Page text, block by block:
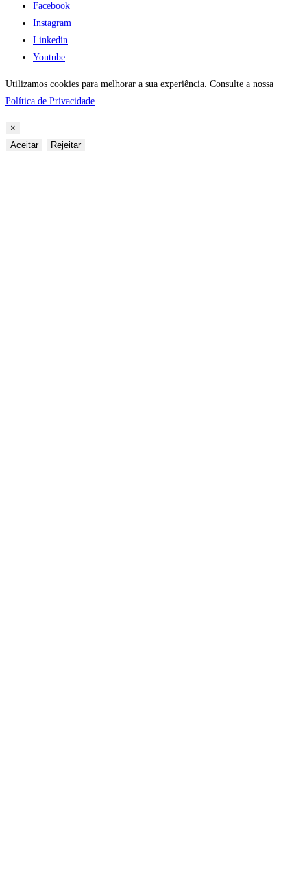
Facebook
Instagram
Linkedin
Youtube
Utilizamos cookies para melhorar a sua experiência. Consulte a nossa
Política de Privacidade.
×
Aceitar
Rejeitar